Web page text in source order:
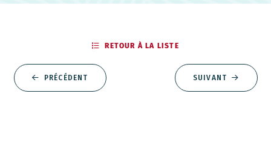
PRÉCÉDENT
RETOUR À LA LISTE
SUIVANT